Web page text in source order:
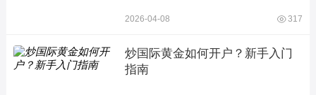
2026-04-08 317
炒国际黄金如何开户？新手入门
指南